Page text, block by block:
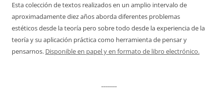
Esta colección de textos realizados en un amplio intervalo de
aproximadamente diez años aborda diferentes problemas
estéticos desde la teoría pero sobre todo desde la experiencia de la
teoría y su aplicación práctica como herramienta de pensar y
pensarnos. Disponible en papel y en formato de libro electrónico.
--------